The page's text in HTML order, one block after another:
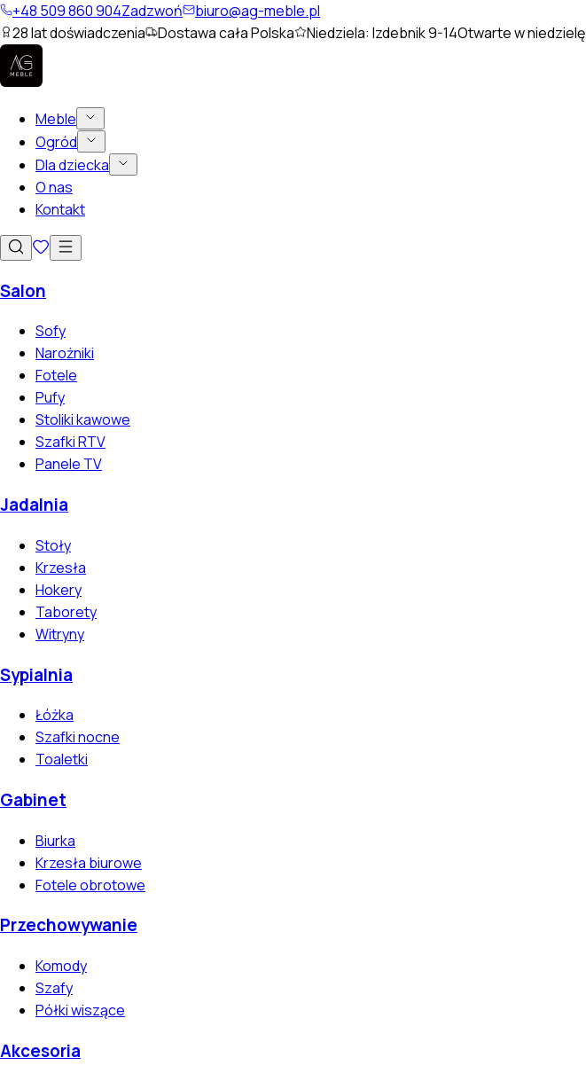
+48 509 860 904Zadzwoń
biuro@ag-meble.pl
28lat doświadczenia Dostawa cała Polska Niedziela: Izdebnik 9-14Otwarte w niedzielę
Meble
Ogród
Dla dziecka
O nas
Kontakt
Salon
Sofy
Narożniki
Fotele
Pufy
Stoliki kawowe
Szafki RTV
Panele TV
Jadalnia
Stoły
Krzesła
Hokery
Taborety
Witryny
Sypialnia
Łóżka
Szafki nocne
Toaletki
Gabinet
Biurka
Krzesła biurowe
Fotele obrotowe
Przechowywanie
Komody
Szafy
Półki wiszące
Akcesoria